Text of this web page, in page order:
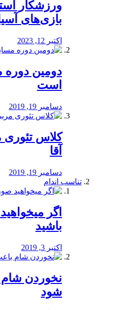
ورزشکار
بازی‌های
اکتبر 12, 2023
دومین دوره
است
دسامبر 19, 2019
آقا
دسامبر 19, 2019
تناسب اندام
اگر
باشید
اکتبر 3, 2019
نخوردن
‌شود